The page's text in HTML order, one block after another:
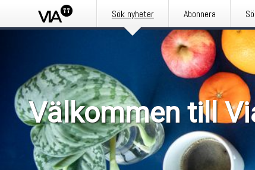
Sök nyheter Abonnera
Välkommen till